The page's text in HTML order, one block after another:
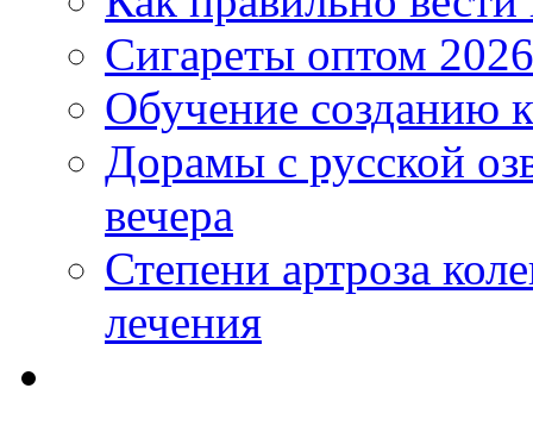
Сигареты оптом
Обучение созданию
Дорамы с русской
вечера
Степени артроза
лечения